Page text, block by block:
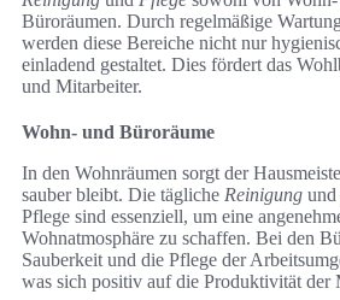
Büroräumen. Durch regelmäßige
werden diese Bereiche nicht nur
einladend gestaltet. Dies fördert das
und Mitarbeiter.
Wohn- und Büroräume
In den Wohnräumen sorgt der
sauber bleibt. Die tägliche Reinigung und
Pflege sind essenziell, um eine
Wohnatmosphäre zu schaffen. Bei den
Sauberkeit und die Pflege der
was sich positiv auf die Produktivität der